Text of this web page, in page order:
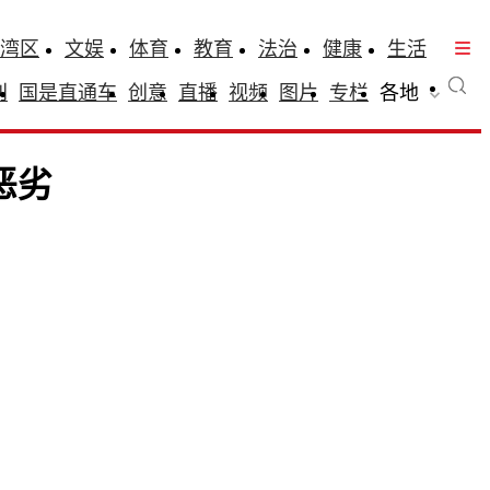
区 文娱 体育 教育 法治 健康
生活
国是直通车 创意 直播 视频 图片 专栏 各地
劣